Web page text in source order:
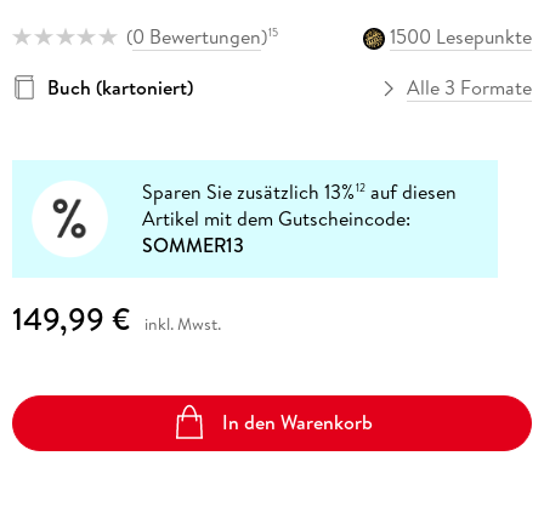
(0 Bewertungen)15
1500 Lesepunkte
Buch (kartoniert)
Alle 3 Formate
Sparen Sie zusätzlich 13%12 auf diesen
Artikel mit dem Gutscheincode:
SOMMER13
149,99 € inkl. Mwst.
In den Warenkorb